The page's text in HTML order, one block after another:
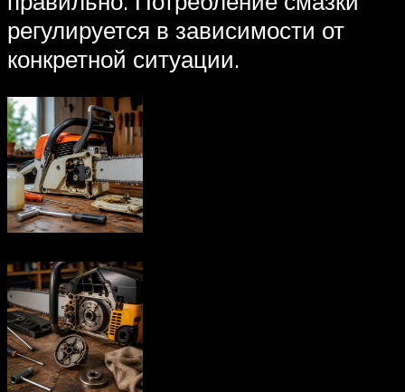
регулируется в зависимости от
конкретной ситуации.